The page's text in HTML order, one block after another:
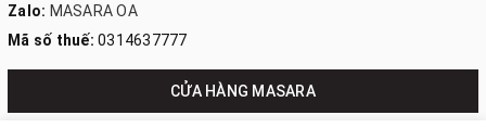
Zalo: MASARA OA
Mã số thuế: 0314637777
CỬA HÀNG MASARA